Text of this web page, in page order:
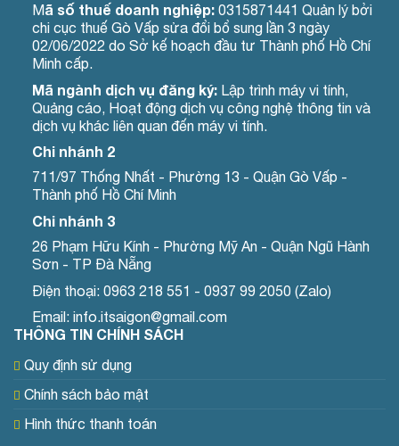
Mã số thuế doanh nghiệp:0315871441 Quản lý bởi
chi cục thuế Gò Vấp sửa đổi bổ sung lần 3 ngày
02/06/2022 do Sở kế hoạch đầu tư Thành phố Hồ Chí
Minh cấp.
Mã ngành dịch vụ đăng ký:Lập trình máy vi tính,
Quảng cáo, Hoạt động dịch vụ công nghệ thông tin và
dịch vụ khác liên quan đến máy vi tính.
Chi nhánh 2
711/97 Thống Nhất - Phường 13 - Quận Gò Vấp -
Thành phố Hồ Chí Minh
Chi nhánh 3
26 Phạm Hữu Kính - Phường Mỹ An - Quận Ngũ Hành
Sơn - TP Đà Nẵng
Điện thoại: 0963 218 551 - 0937 99 2050 (Zalo)
Email: info.itsaigon@gmail.com
THÔNG TIN CHÍNH SÁCH
Quy định sử dụng
Chính sách bảo mật
Hình thức thanh toán